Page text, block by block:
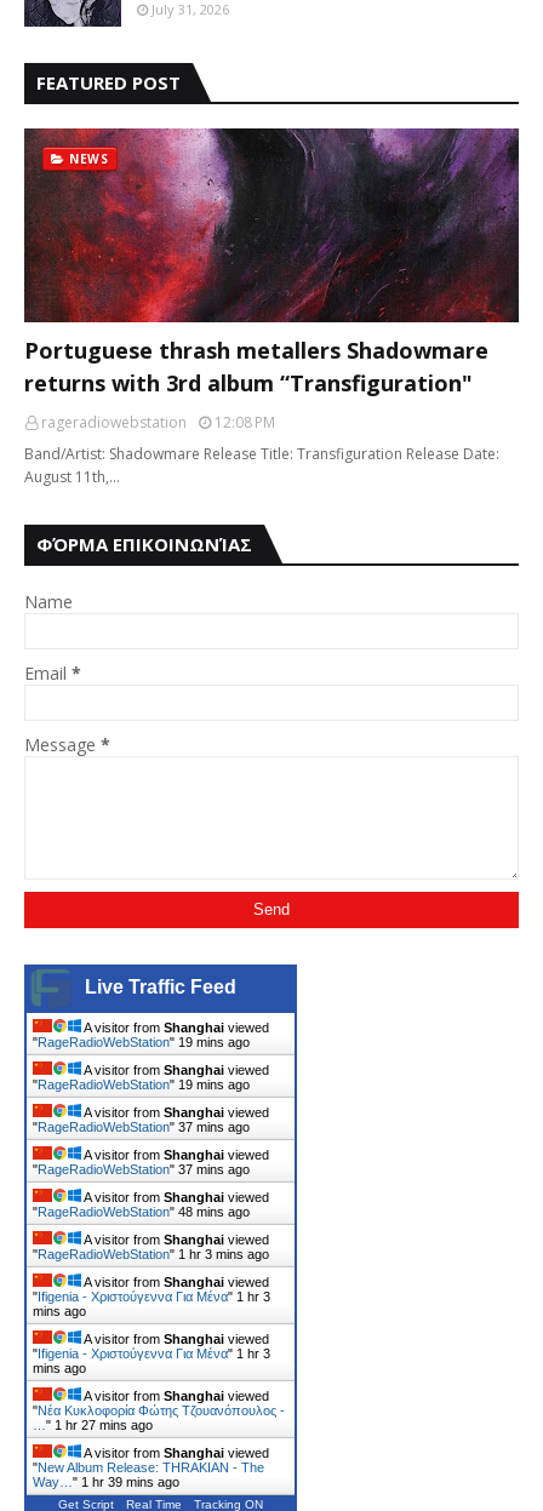
July 31, 2026
FEATURED POST
NEWS
Portuguese thrash metallers Shadowmare
returns with 3rd album “Transfiguration"
rageradiowebstation
12:08 PM
Band/Artist: Shadowmare Release Title: Transfiguration Release Date:
August 11th,…
ΦΌΡΜΑ ΕΠΙΚΟΙΝΩΝΊΑΣ
Name
Email *
Message *
Live Traffic Feed
A visitor from Shanghai viewed
"RageRadioWebStation" 19 mins ago
A visitor from Shanghai viewed
"RageRadioWebStation" 19 mins ago
A visitor from Shanghai viewed
"RageRadioWebStation" 37 mins ago
A visitor from Shanghai viewed
"RageRadioWebStation" 37 mins ago
A visitor from Shanghai viewed
"RageRadioWebStation" 48 mins ago
A visitor from Shanghai viewed
"RageRadioWebStation" 1 hr 3 mins ago
A visitor from Shanghai viewed
"Ifigenia - Xριστούγεννα Για Μένα" 1 hr 3
mins ago
A visitor from Shanghai viewed
"Ifigenia - Xριστούγεννα Για Μένα" 1 hr 3
mins ago
A visitor from Shanghai viewed
"Νέα Κυκλοφορία Φώτης Τζουανόπουλος -
" 1 hr 27 mins ago
A visitor from Shanghai viewed
"New Album Release: THRAKIAN - The
Way… " 1 hr 39 mins ago
Get Script Real Time Tracking ON